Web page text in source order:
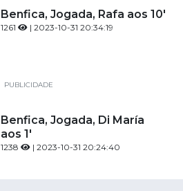
Benfica, Jogada, Rafa aos 10'
1261 | 2023-10-31 20:34:19
PUBLICIDADE
Benfica, Jogada, Di María
aos 1'
1238 | 2023-10-31 20:24:40